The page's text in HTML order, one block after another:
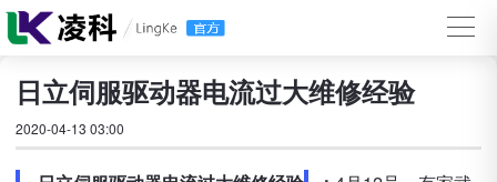
日立伺服驱动器电流过大维修经验
2020-04-13 03:00